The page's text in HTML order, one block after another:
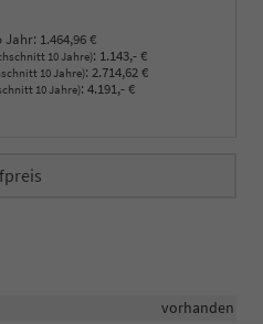
Jahr: 1.464,96 €
10 Jahre): 1.143,- €
10 Jahre): 2.714,62 €
10 Jahre): 4.191,- €
vorhanden